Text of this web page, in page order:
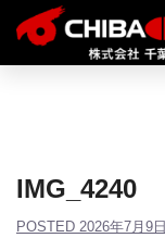
IMG_4240
POSTED 2026年7月9日